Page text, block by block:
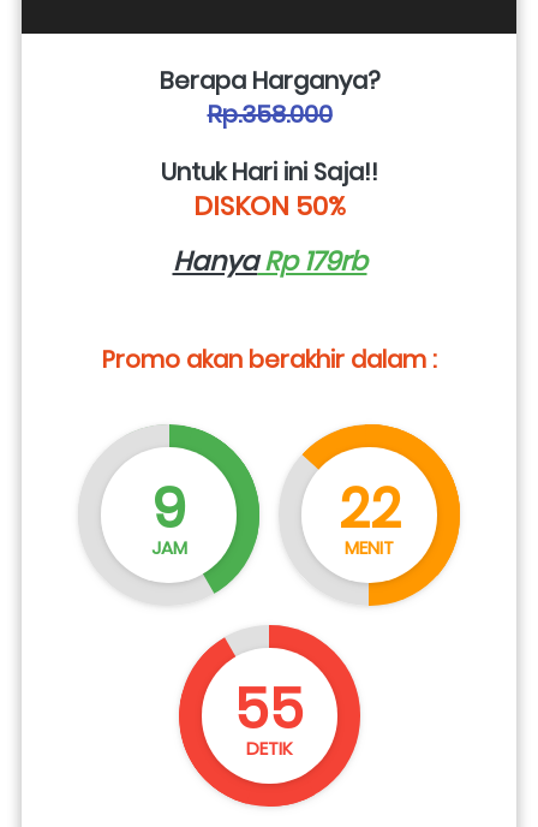
Berapa Harganya?
Rp.358.000
Untuk Hari ini Saja!!
DISKON 50%
Hanya Rp 179rb
Promo akan berakhir dalam :
9
JAM
22
MENIT
54
DETIK